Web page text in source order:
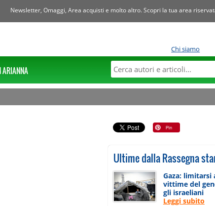
Newsletter, Omaggi, Area acquisti e molto altro. Scopri la tua area
Chi siamo
ARIANNA
Ultime dalla Rassegna
Gaza: limitarsi
vittime del
gli israeliani
Leggi subito